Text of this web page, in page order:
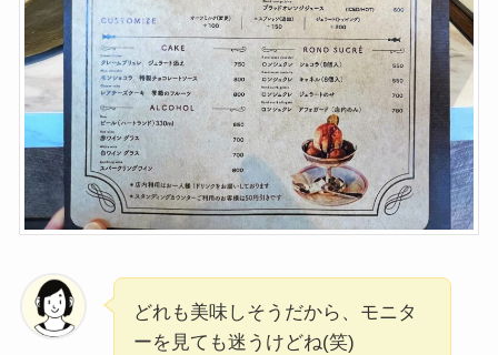
どれも美味しそうだから、モニタ
ーを見ても迷うけどね(笑)